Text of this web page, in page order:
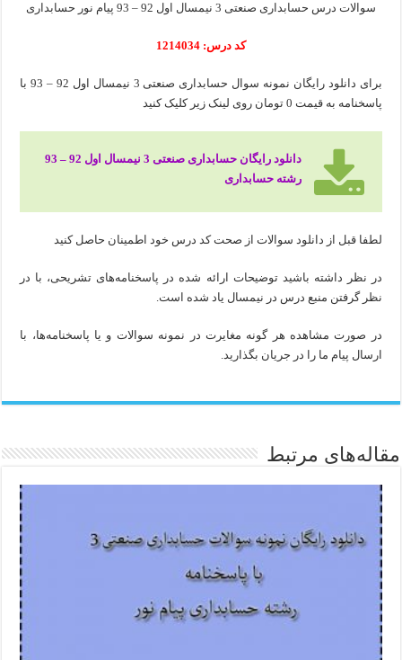
سوالات درس حسابداری صنعتی 3 نیمسال اول 92 – 93 پیام نور حسابداری
کد درس: 1214034
برای دانلود رایگان نمونه سوال حسابداری صنعتی 3 نیمسال اول 92 – 93 با
پاسخنامه به قیمت 0 تومان روی لینک زیر کلیک کنید
دانلود رایگان حسابداری صنعتی 3 نیمسال اول 92 – 93
رشته حسابداری
لطفا قبل از دانلود سوالات از صحت کد درس خود اطمینان حاصل کنید
در نظر داشته باشید توضیحات ارائه شده در پاسخنامه‌های تشریحی، با در
نظر گرفتن منبع درس در نیمسال یاد شده است.
در صورت مشاهده هر گونه مغایرت در نمونه سوالات و یا پاسخنامه‌ها، با
ارسال پیام ما را در جریان بگذارید.
مقاله‌های مرتبط